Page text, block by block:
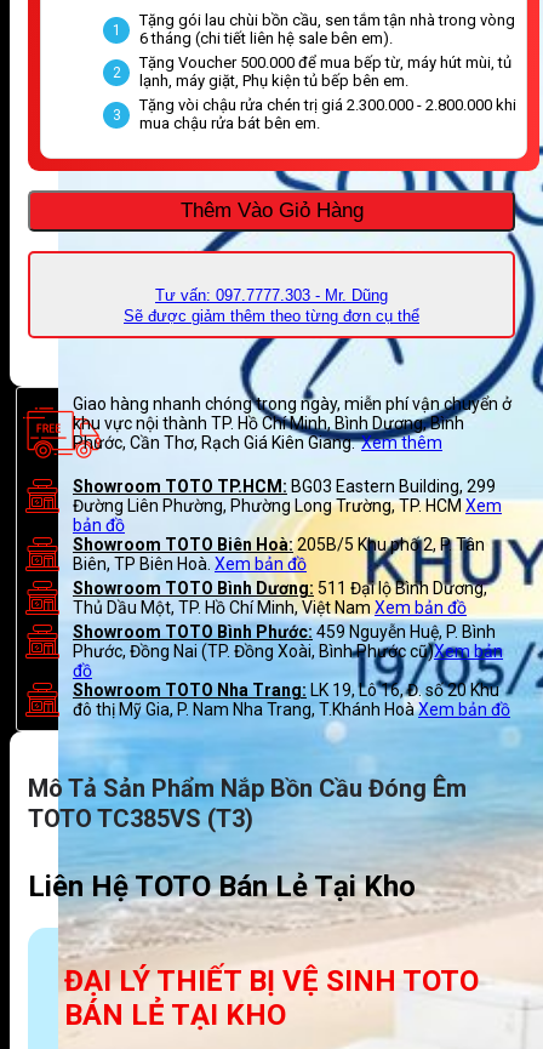
1
Tặng gói lau chùi bồn cầu, sen tắm tận nhà trong vòng
6 tháng (chi tiết liên hệ sale bên em).
2
Tặng Voucher 500.000 để mua bếp từ, máy hút mùi, tủ
lạnh, máy giặt, Phụ kiện tủ bếp bên em.
3
Tặng vòi chậu rửa chén trị giá 2.300.000 - 2.800.000 khi
mua chậu rửa bát bên em.
Thêm Vào Giỏ Hàng
Tư vấn: 097.7777.303 - Mr. Dũng
Sẽ được giảm thêm theo từng đơn cụ thể
Giao hàng nhanh chóng trong ngày, miễn phí vận chuyển ở
khu vực nội thành TP. Hồ Chí Minh, Bình Dương, Bình
Phước, Cần Thơ, Rạch Giá Kiên Giang. Xem thêm
Showroom TOTO TP.HCM: BG03 Eastern Building, 299
Đường Liên Phường, Phường Long Trường, TP. HCMXem
bản đồ
Showroom TOTO Biên Hoà:205B/5 Khu phố 2, P. Tân
Biên, TP Biên Hoà. Xem bản đồ
Showroom TOTO Bình Dương: 511 Đại lộ Bình Dương,
Thủ Dầu Một, TP. Hồ Chí Minh, Việt Nam Xem bản đồ
Showroom TOTO Bình Phước: 459 Nguyễn Huệ, P. Bình
Phước, Đồng Nai (TP. Đồng Xoài, Bình Phước cũ)Xem bản
đồ
Showroom TOTO Nha Trang: LK 19, Lô 16, Đ. số 20 Khu
đô thị Mỹ Gia, P. Nam Nha Trang, T.Khánh HoàXem bản đồ
Mô Tả Sản Phẩm Nắp Bồn Cầu Đóng Êm
TOTO TC385VS (T3)
Liên Hệ TOTO Bán Lẻ Tại Kho
ĐẠI LÝ THIẾT BỊ VỆ SINH TOTO
BÁN LẺ TẠI KHO